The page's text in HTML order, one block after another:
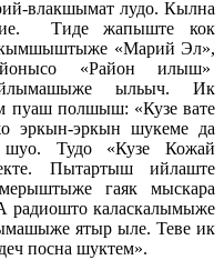
влакшымат лудо. Кылна
Тиде жапыште кок
«Марий Эл»,
«Район илыш»
ыльыч. Ик
полшыш: «Кузе вате
эркын-эркын шукеме да
шуо. Тудо «Кузе Кожай
Пытартыш ийлаште
гаяк мыскара
радиошто каласкалымыже
ятыр ыле. Теве ик
посна шуктем».